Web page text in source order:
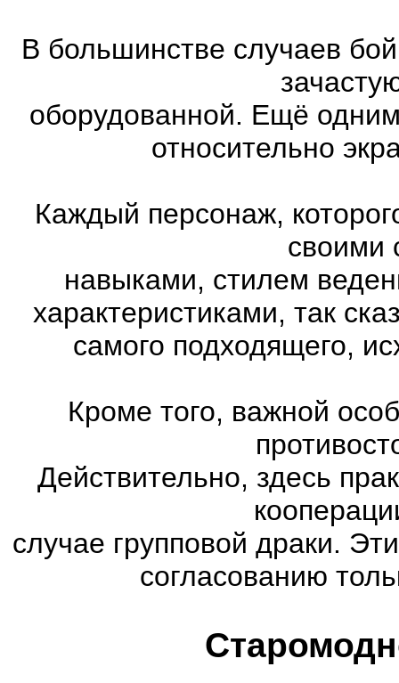
В большинстве случаев
оборудованной. Ещё
относительно
Каждый персонаж,
своими
навыками, стилем
характеристиками, так
самого подходящего,
Кроме того, важной
Действительно, здесь
случае групповой драки.
согласованию